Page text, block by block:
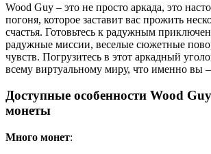
Wood Guy – это не просто аркада, это
погоня, которое заставит вас прожить
счастья. Готовьтесь к радужным
радужные миссии, веселые сюжетные
чувств. Погрузитесь в этот аркадный
всему виртуальному миру, что именно вы
Доступные особенности Wood
монеты
Много монет: